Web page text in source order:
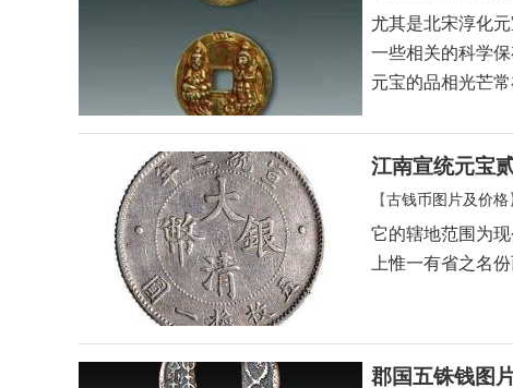
尤其是北宋淳化
一些相关的科学
元宝的品相光芒常
江南宣统元宝
【古钱币图片及价格
它的辖地范围为
上惟一有省之名
郡国五铢钱图